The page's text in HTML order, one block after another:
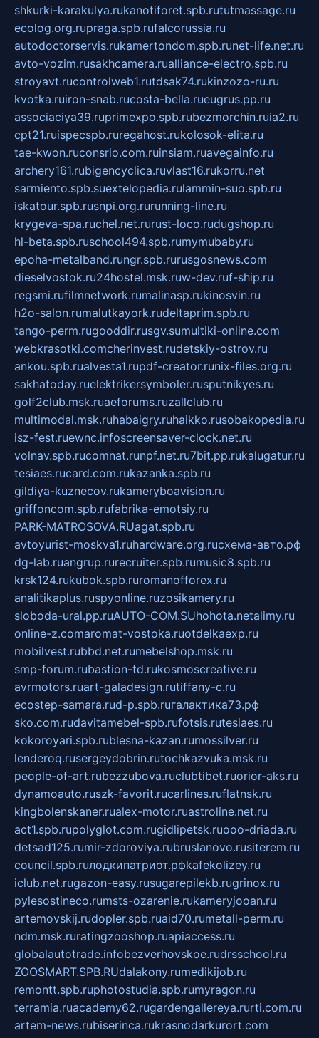
shkurki-karakulya.rukanotiforet.spb.rututmassage.ru
ecolog.org.rupraga.spb.rufalcorussia.ru
autodoctorservis.rukamertondom.spb.runet-life.net.ru
avto-vozim.rusakhcamera.rualliance-electro.spb.ru
stroyavt.rucontrolweb1.rutdsak74.rukinzozo-ru.ru
kvotka.ruiron-snab.rucosta-bella.rueugrus.pp.ru
associaciya39.ruprimexpo.spb.rubezmorchin.ruia2.ru
cpt21.ruispecspb.ruregahost.rukolosok-elita.ru
tae-kwon.ruconsrio.com.ruinsiam.ruavegainfo.ru
archery161.rubigencyclica.ruvlast16.rukorru.net
sarmiento.spb.suextelopedia.rulammin-suo.spb.ru
iskatour.spb.rusnpi.org.rurunning-line.ru
krygeva-spa.ruchel.net.rurust-loco.rudugshop.ru
hl-beta.spb.ruschool494.spb.rumymubaby.ru
epoha-metalband.rungr.spb.rurusgosnews.com
dieselvostok.ru24hostel.msk.ruw-dev.ruf-ship.ru
regsmi.rufilmnetwork.rumalinasp.rukinosvin.ru
h2o-salon.rumalutkayork.rudeltaprim.spb.ru
tango-perm.rugooddir.rusgv.sumultiki-online.com
webkrasotki.comcherinvest.rudetskiy-ostrov.ru
ankou.spb.rualvesta1.rupdf-creator.runix-files.org.ru
sakhatoday.ruelektrikersymboler.rusputnikyes.ru
golf2club.msk.ruaeforums.ruzallclub.ru
multimodal.msk.ruhabaigry.ruhaikko.rusobakopedia.ru
isz-fest.ruewnc.infoscreensaver-clock.net.ru
volnav.spb.rucomnat.runpf.net.ru7bit.pp.rukalugatur.ru
tesiaes.rucard.com.rukazanka.spb.ru
gildiya-kuznecov.rukameryboavision.ru
griffoncom.spb.rufabrika-emotsiy.ru
PARK-MATROSOVA.RUagat.spb.ru
avtoyurist-moskva1.ruhardware.org.ruсхема-авто.рф
dg-lab.ruangrup.rurecruiter.spb.rumusic8.spb.ru
krsk124.rukubok.spb.ruromanofforex.ru
analitikaplus.ruspyonline.ruzosikamery.ru
sloboda-ural.pp.ruAUTO-COM.SUhohota.netalimy.ru
online-z.comaromat-vostoka.ruotdelkaexp.ru
mobilvest.rubbd.net.rumebelshop.msk.ru
smp-forum.rubastion-td.rukosmoscreative.ru
avrmotors.ruart-galadesign.rutiffany-c.ru
ecostep-samara.rud-p.spb.ruгалактика73.рф
sko.com.rudavitamebel-spb.rufotsis.rutesiaes.ru
kokoroyari.spb.rublesna-kazan.rumossilver.ru
lenderoq.rusergeydobrin.rutochkazvuka.msk.ru
people-of-art.rubezzubova.ruclubtibet.ruorior-aks.ru
dynamoauto.ruszk-favorit.rucarlines.ruflatnsk.ru
kingbolenskaner.rualex-motor.ruastroline.net.ru
act1.spb.rupolyglot.com.rugidlipetsk.ruooo-driada.ru
detsad125.rumir-zdoroviya.rubruslanovo.rusiterem.ru
council.spb.ruлодкипатриот.рфkafekolizey.ru
iclub.net.rugazon-easy.rusugarepilekb.rugrinox.ru
pylesostineco.rumsts-ozarenie.rukameryjooan.ru
artemovskij.rudopler.spb.ruaid70.rumetall-perm.ru
ndm.msk.ruratingzooshop.ruapiaccess.ru
globalautotrade.infobezverhovskoe.rudrsschool.ru
ZOOSMART.SPB.RUdalakony.rumedikijob.ru
remontt.spb.ruphotostudia.spb.rumyragon.ru
terramia.ruacademy62.rugardengallereya.rurti.com.ru
artem-news.rubiserinca.rukrasnodarkurort.com